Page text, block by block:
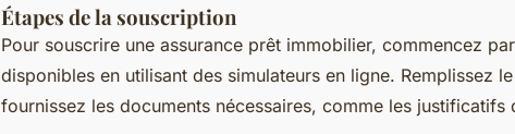
Étapes de la souscription
Pour souscrire une assurance prêt immobilier, commencez
disponibles en utilisant des simulateurs en ligne. Remplissez
fournissez les documents nécessaires, comme les justificatifs